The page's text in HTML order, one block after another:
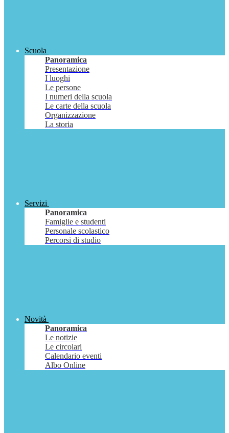
Scuola
Panoramica
Presentazione
I luoghi
Le persone
I numeri della scuola
Le carte della scuola
Organizzazione
La storia
Servizi
Panoramica
Famiglie e studenti
Personale scolastico
Percorsi di studio
Novità
Panoramica
Le notizie
Le circolari
Calendario eventi
Albo Online